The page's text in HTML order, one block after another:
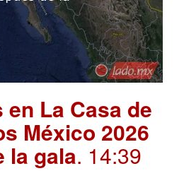
La Casa de
México 2026
la gala. 14:39